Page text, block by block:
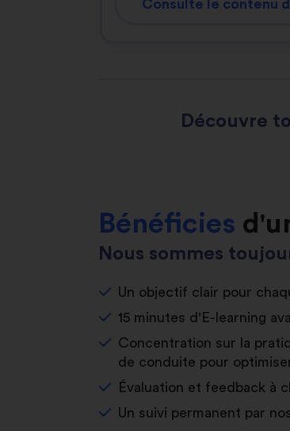
Consulte le contenu
Découvre
Bénéficies
Nous sommes
Un objectif clair pour
15 minutes d'E-learning
Concentration sur la
de conduite pour
Évaluation et feedback à
Un suivi permanent par